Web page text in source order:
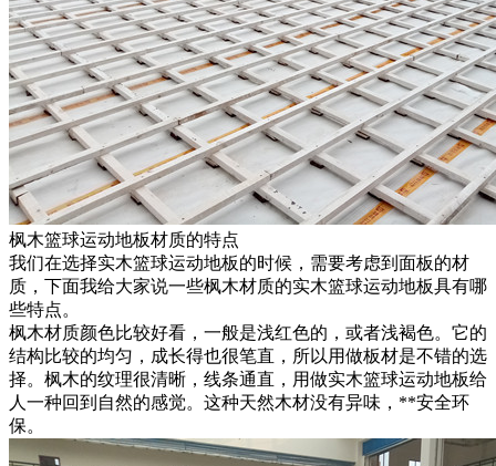
枫木篮球运动地板材质的特点
我们在选择实木篮球运动地板的时候，需要考虑到面板的材
质，下面我给大家说一些枫木材质的实木篮球运动地板具有哪
些特点。
枫木材质颜色比较好看，一般是浅红色的，或者浅褐色。它的
结构比较的均匀，成长得也很笔直，所以用做板材是不错的选
择。枫木的纹理很清晰，线条通直，用做实木篮球运动地板给
人一种回到自然的感觉。这种天然木材没有异味，**安全环
保。